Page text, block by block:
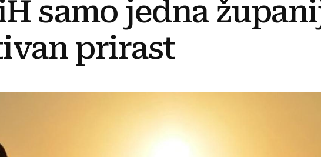
samo jedna
prirast